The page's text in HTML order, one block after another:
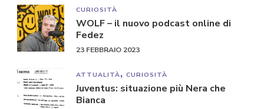
CURIOSITÀ
WOLF – il nuovo podcast online di
Fedez
23 FEBBRAIO 2023
ATTUALITÀ CURIOSITÀ
Juventus: situazione più Nera che
Bianca